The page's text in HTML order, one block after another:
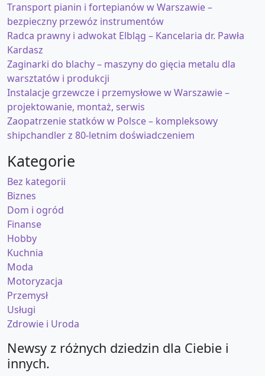
Transport pianin i fortepianów w Warszawie –
bezpieczny przewóz instrumentów
Radca prawny i adwokat Elbląg – Kancelaria dr. Pawła
Kardasz
Zaginarki do blachy – maszyny do gięcia metalu dla
warsztatów i produkcji
Instalacje grzewcze i przemysłowe w Warszawie –
projektowanie, montaż, serwis
Zaopatrzenie statków w Polsce – kompleksowy
shipchandler z 80-letnim doświadczeniem
Kategorie
Bez kategorii
Biznes
Dom i ogród
Finanse
Hobby
Kuchnia
Moda
Motoryzacja
Przemysł
Usługi
Zdrowie i Uroda
Newsy z różnych dziedzin dla Ciebie i
innych.